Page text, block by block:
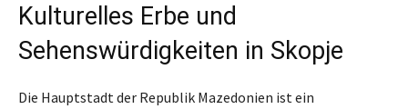
Kulturelles Erbe und
Sehenswürdigkeiten in Skopje
Die Hauptstadt der Republik Mazedonien ist ein